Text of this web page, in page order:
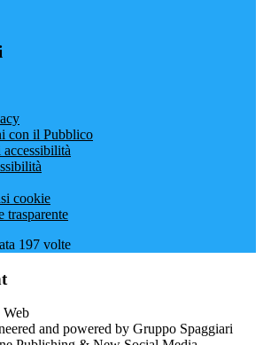
con il Pubblico
cookie
trasparente
197 volte
and powered by Gruppo Spaggiari